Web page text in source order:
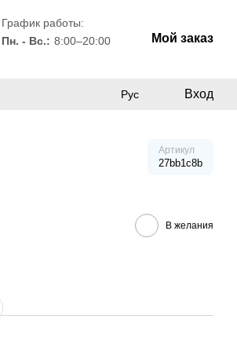
График работы:
Пн. - Вс.: 8:00–20:00 Мой заказ
Рус Вход
Артикул
27bb1c8b
В желания